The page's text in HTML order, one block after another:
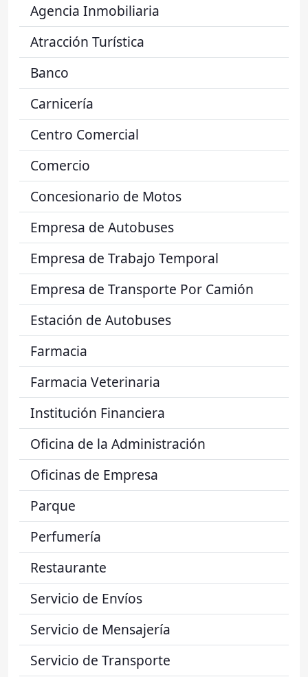
Agencia Inmobiliaria
Atracción Turística
Banco
Carnicería
Centro Comercial
Comercio
Concesionario de Motos
Empresa de Autobuses
Empresa de Trabajo Temporal
Empresa de Transporte Por Camión
Estación de Autobuses
Farmacia
Farmacia Veterinaria
Institución Financiera
Oficina de la Administración
Oficinas de Empresa
Parque
Perfumería
Restaurante
Servicio de Envíos
Servicio de Mensajería
Servicio de Transporte